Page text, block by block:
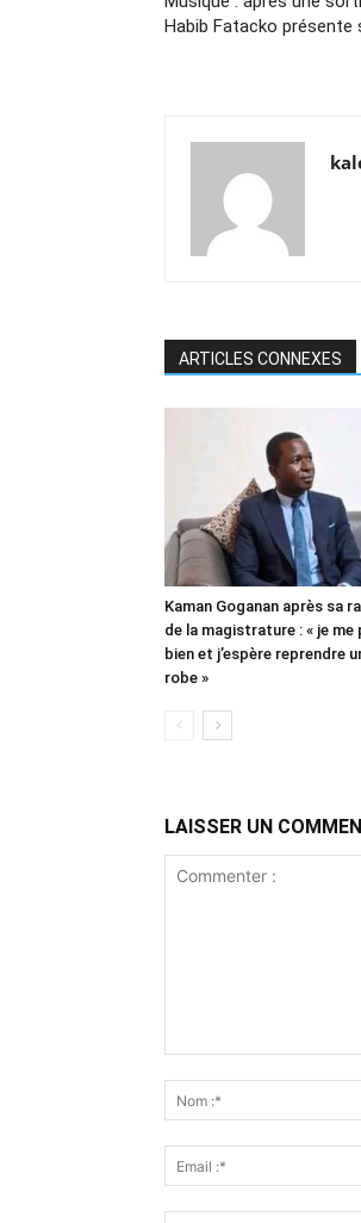
Habib Fatacko présente
ARTICLES CONNEXES
Kaman Goganan après sa
de la magistrature : « je me
bien et j’espère reprendre
robe »
LAISSER UN